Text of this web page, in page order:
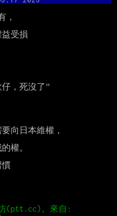
，
受損
，死沒了”
向日本維權，
權。
慣
(ptt.cc), 來自: